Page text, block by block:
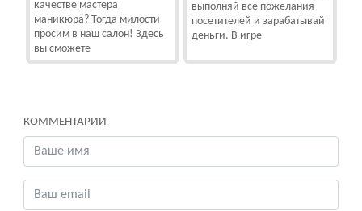
качестве мастера
маникюра? Тогда милости
просим в наш салон! Здесь
вы сможете
выполняй все пожелания
посетителей и зарабатывай
деньги. В игре
КОММЕНТАРИИ